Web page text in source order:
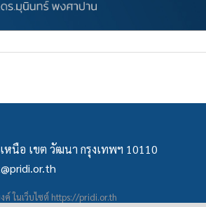
นือ เขต วัฒนา กรุงเทพฯ 10110
ในเว็บไซต์ https://pridi.or.th